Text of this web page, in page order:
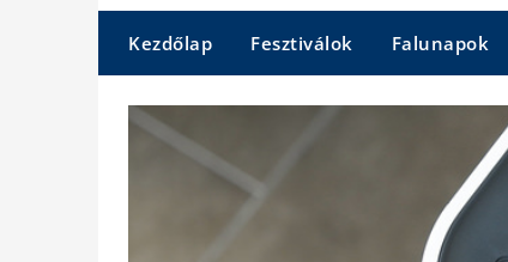
Kezdőlap Fesztiválok Falunapok